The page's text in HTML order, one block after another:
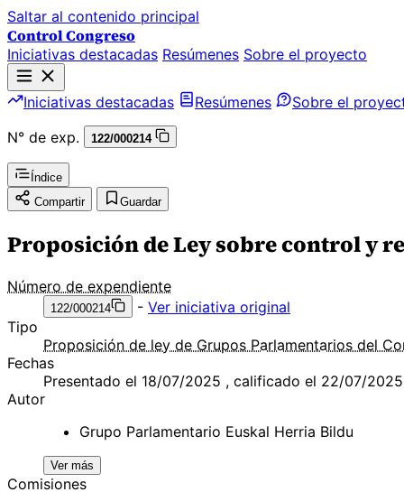
Saltar al contenido principal
Control Congreso
Iniciativas destacadas Resúmenes Sobre el proyecto
Iniciativas destacadas Resúmenes
Sobre el
N° de exp.
122/000214
Índice
Compartir
Guardar
Proposición de Ley sobre control y
Número de expendiente
122/000214 - Ver iniciativa original
Tipo
Proposición de ley de Grupos Parlamentarios del
Fechas
Presentado el 18/07/2025 , calificado el 22/07/2025
Autor
Grupo Parlamentario Euskal Herria Bildu
Ver más
Comisiones